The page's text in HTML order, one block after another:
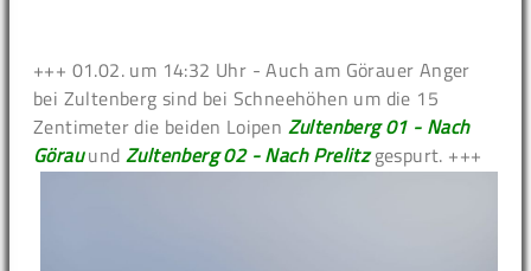
+++ 01.02. um 14:32 Uhr - Auch am Görauer Anger
bei Zultenberg sind bei Schneehöhen um die 15
Zentimeter die beiden Loipen Zultenberg 01 - Nach
Görauund Zultenberg 02 - Nach Prelitzgespurt. +++